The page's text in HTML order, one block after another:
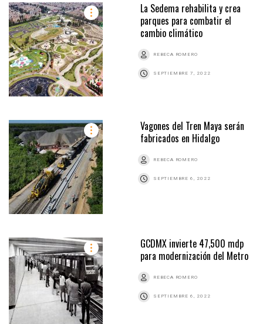
La Sedema rehabilita y crea
parques para combatir el
cambio climático
REBECA ROMERO
SEPTIEMBRE 7, 2022
Vagones del Tren Maya serán
fabricados en Hidalgo
REBECA ROMERO
SEPTIEMBRE 6, 2022
GCDMX invierte 47,500 mdp
para modernización del Metro
REBECA ROMERO
SEPTIEMBRE 6, 2022